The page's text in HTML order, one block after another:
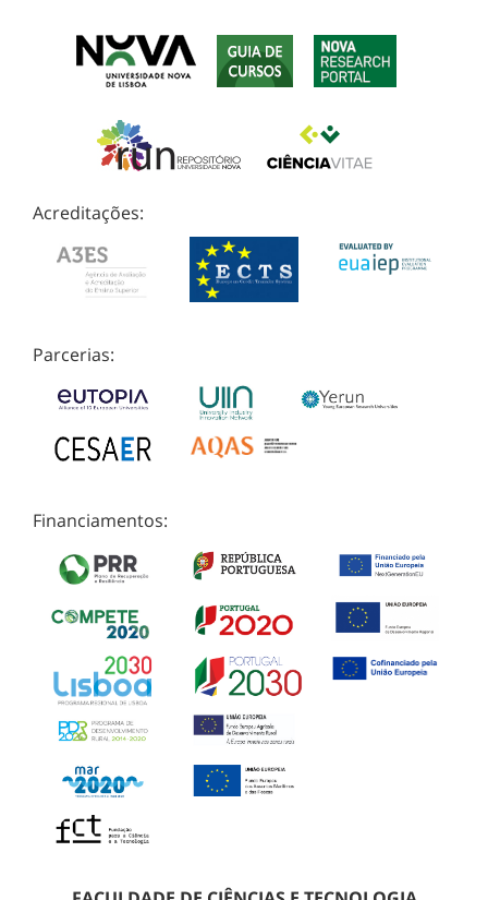
Acreditações:
Parcerias:
Financiamentos: